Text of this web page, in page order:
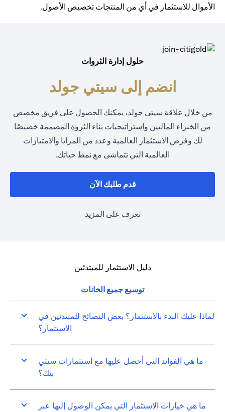
الأموال للاستثمار في أي من المنتجات تخصيص الأصول.
حلول إدارة الثروات
انضم إلى سيتي جولد
من خلال علاقة سيتي جولد، يمكنك الحصول على فريق مخصص
من الخبراء الماليين واستراتيجيات بناء الثروة المصممة خصيصًا
لك وفرص الاستثمار العالمية وعدد من المزايا والامتيازات
العالمية التي تتماشى مع نمط حياتك.
قدم طلبك الآن
تعرف على المزيد
دليل الاستثمار للمبتدئين
توسيع جميع الخانات
لماذا عليك البدء بالاستثمار؟ بعض النصائح للمبتدئين في
الاستثمار؟
ما هي الفوائد التي أحصل عليها مع استثمارات سيتي
بنك؟
ما هي خيارات الاستثمار التي يمكن الوصول إليها عبر